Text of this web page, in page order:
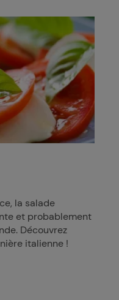
la salade
et probablement
Découvrez
italienne !